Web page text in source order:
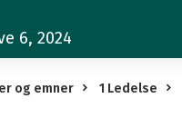
6, 2024
og emner 1 Ledelse